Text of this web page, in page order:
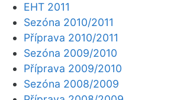
EHT 2011
Sezóna 2010/2011
Příprava 2010/2011
Sezóna 2009/2010
Příprava 2009/2010
Sezóna 2008/2009